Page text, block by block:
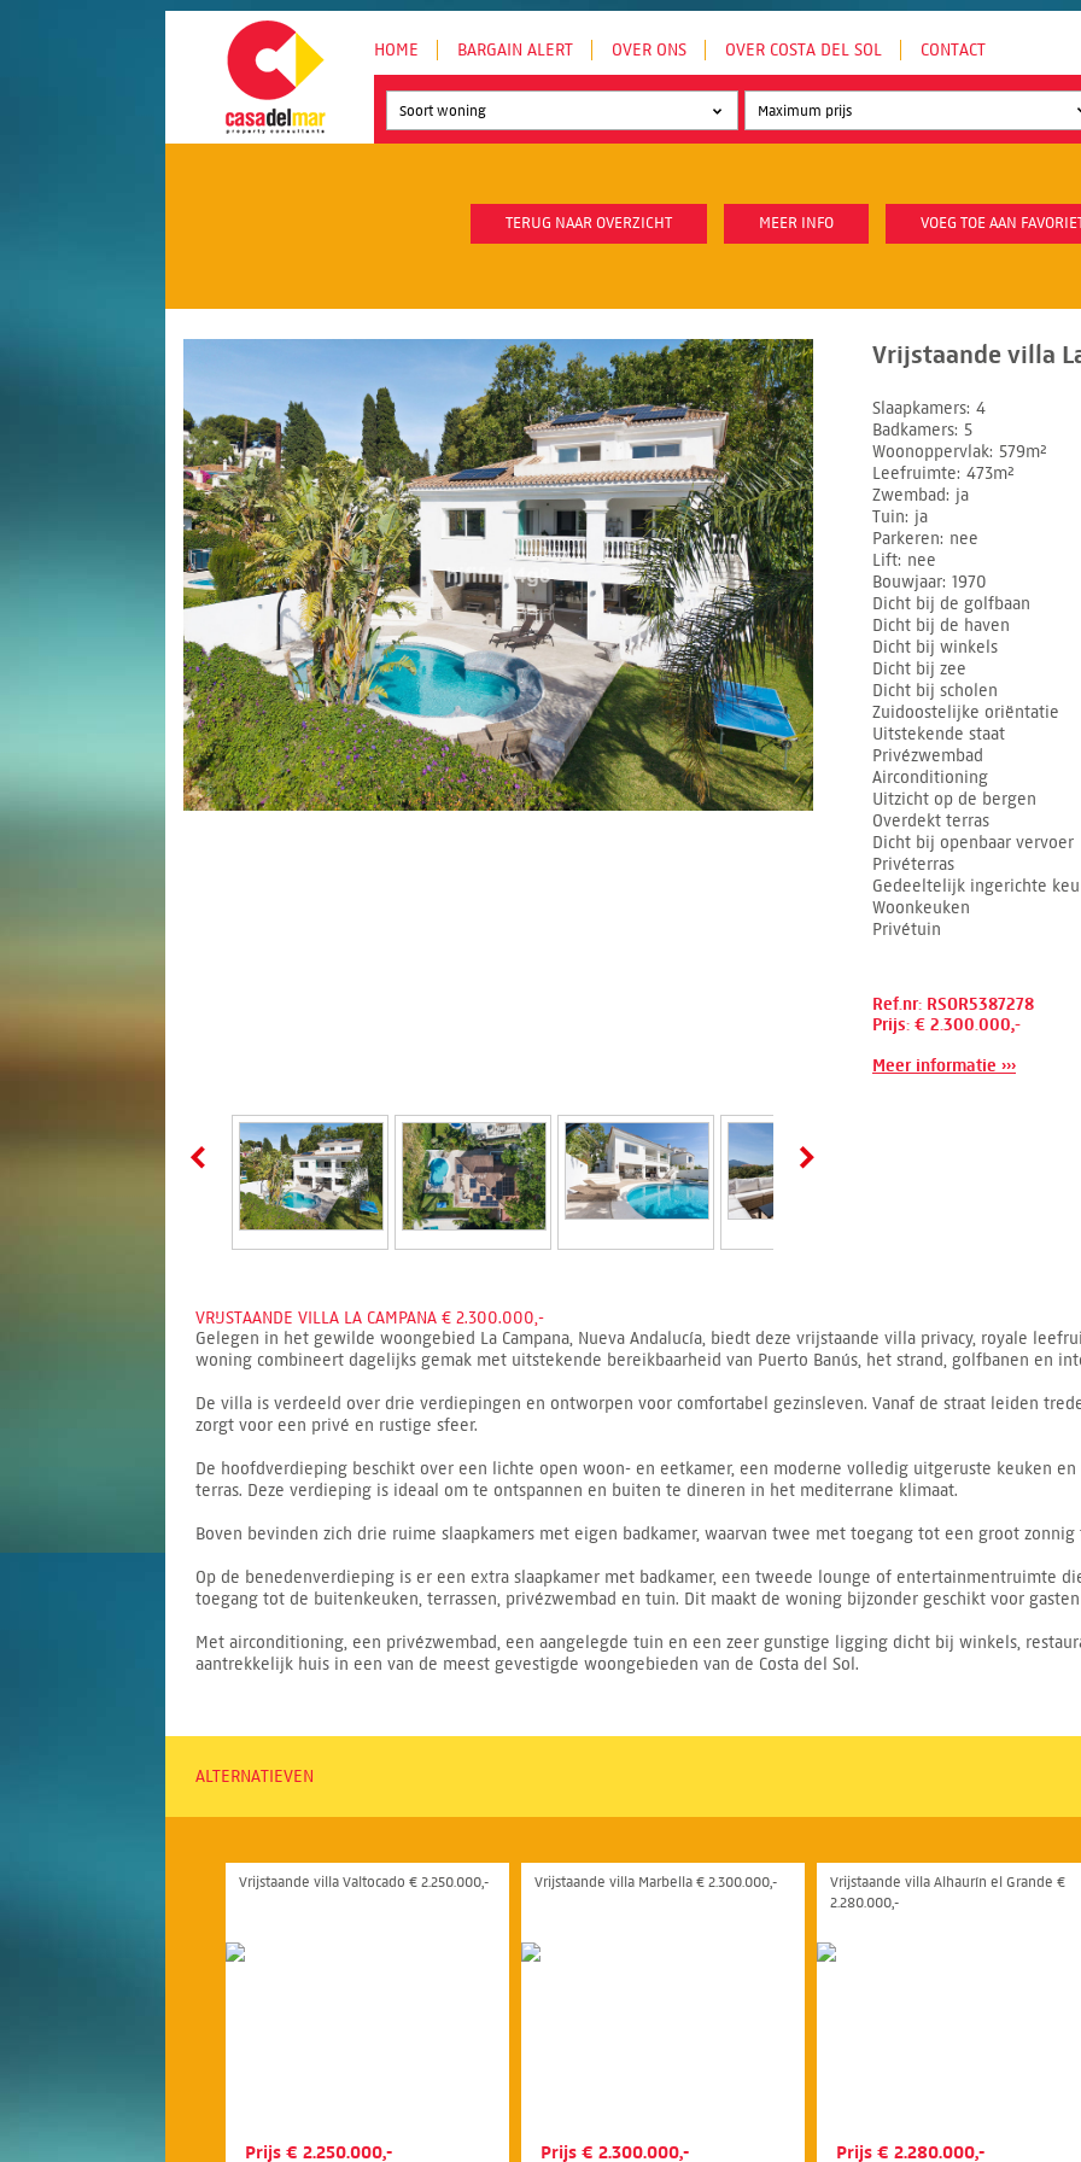
HOME BARGAIN ALERT OVER ONS OVER COSTA DEL SOL CONTACT
Soort woning
TERUG NAAR OVERZICHT MEER INFO VOEG TOE AAN
Vrijstaande villa
Slaapkamers 4
Badkamers 5
Woonoppervlak 579m²
Leefruimte 473m²
Zwembad
ja
Tuin ja
Parkeren nee
Lift nee
Bouwjaar 1970
Dicht bij de golfbaan
Dicht bij de haven
Dicht bij winkels
Dicht bij zee
Dicht bij scholen
Zuidoostelijke oriëntatie
Uitstekende staat
Privézwembad
Airconditioning
Uitzicht op de bergen
Overdekt terras
Dicht bij openbaar vervoer
Privéterras
Gedeeltelijk ingerichte
Woonkeuken
Privétuin
Ref.nr: RSOR5387278
Prijs: € 2.300.000,-
Meer informatie ›››
VRIJSTAANDE VILLA LA CAMPANA € 2.300.000,-
Gelegen in het gewilde woongebied La Campana, Nueva Andalucía, biedt deze vrijstaande villa privacy, royale
woning combineert dagelijks gemak met uitstekende bereikbaarheid van Puerto Banús, het strand, golfbanen en
De villa is verdeeld over drie verdiepingen en ontworpen voor comfortabel gezinsleven. Vanaf de straat leiden
zorgt voor een privé en rustige sfeer.
De hoofdverdieping beschikt over een lichte open woon- en eetkamer, een moderne volledig uitgeruste keuken
terras. Deze verdieping is ideaal om te ontspannen en buiten te dineren in het mediterrane klimaat.
Boven bevinden zich drie ruime slaapkamers met eigen badkamer, waarvan twee met toegang tot een groot
Op de benedenverdieping is er een extra slaapkamer met badkamer, een tweede lounge of entertainmentruimte
toegang tot de buitenkeuken, terrassen, privézwembad en tuin. Dit maakt de woning bijzonder geschikt voor
Met airconditioning, een privézwembad, een aangelegde tuin en een zeer gunstige ligging dicht bij winkels,
aantrekkelijk huis in een van de meest gevestigde woongebieden van de Costa del Sol.
ALTERNATIEVEN
Vrijstaande villa Valtocado € 2.250.000,-
Prijs € 2.250.000,-
Vrijstaande villa Marbella € 2.300.000,-
Prijs € 2.300.000,-
Vrijstaande villa Alhaurín el Grande €
2.280.000,-
Prijs € 2.280.000,-